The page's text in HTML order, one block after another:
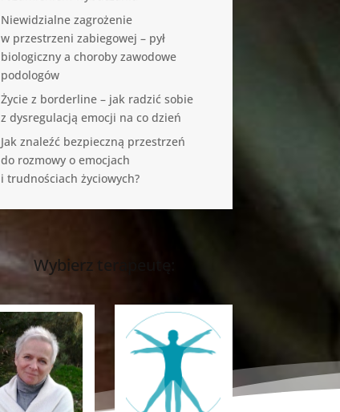
Niewidzialne zagrożenie
w przestrzeni zabiegowej – pył
biologiczny a choroby zawodowe
podologów
Życie z borderline – jak radzić sobie
z dysregulacją emocji na co dzień
Jak znaleźć bezpieczną przestrzeń
do rozmowy o emocjach
i trudnościach życiowych?
Wybierz terapeutę: